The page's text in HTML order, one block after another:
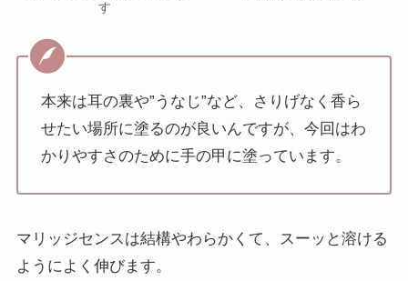
す
本来は耳の裏や”うなじ”など、さりげなく香ら
せたい場所に塗るのが良いんですが、今回はわ
かりやすさのために手の甲に塗っています。
マリッジセンスは結構やわらかくて、スーッと溶ける
ようによく伸びます。